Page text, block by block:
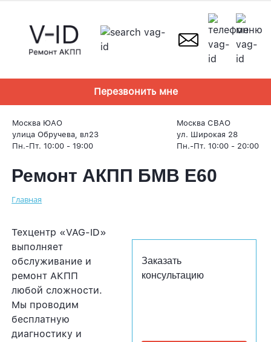
content
Перезвонить мне
Москва ЮАО
улица Обручева, вл23
Пн.-Пт. 10:00 - 19:00
Москва СВАО
ул. Широкая 28
Пн.-Пт. 10:00 - 20:00
Ремонт АКПП БМВ Е60
Главная
Техцентр «VAG-ID»
выполняет
обслуживание и
ремонт АКПП
любой сложности.
Мы проводим
бесплатную
диагностику и
Заказать
консультацию